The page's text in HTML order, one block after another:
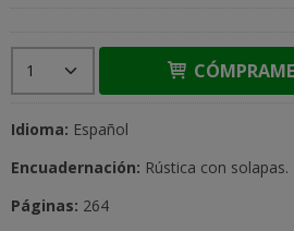
CÓMPRAME
Idioma: Español
Encuadernación: Rústica con
Páginas: 264